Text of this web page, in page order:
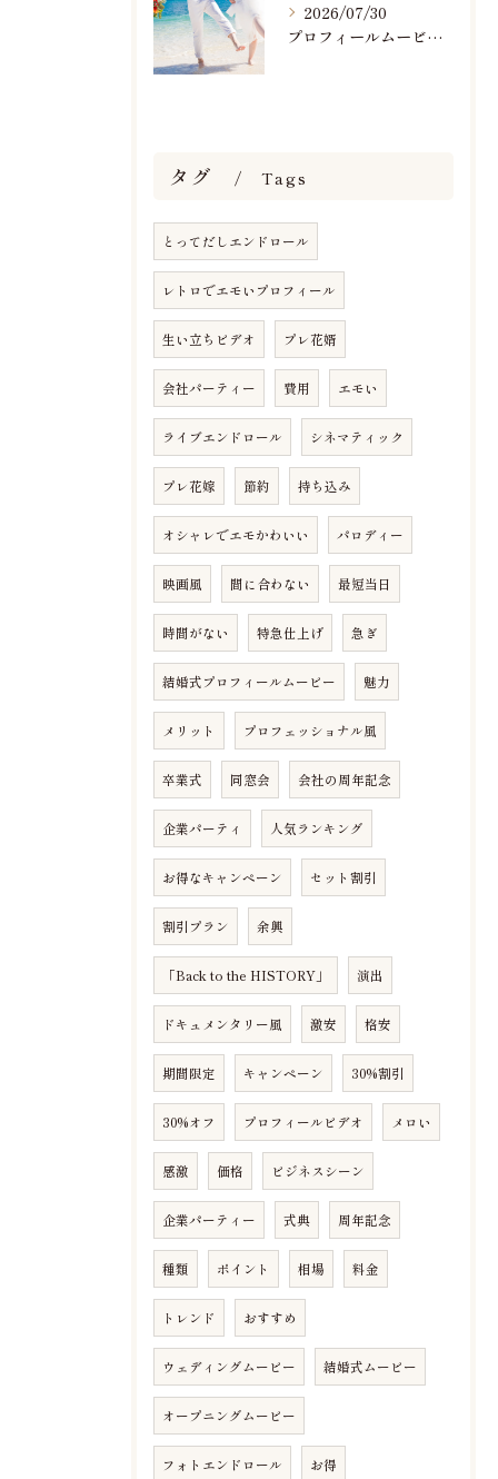
2026/07/30
プロフィールムービーで人気おすすめのBGM楽曲ランキング！(7/29最新)
タグ Tags
とってだしエンドロール
レトロでエモいプロフィール
生い立ちビデオ プレ花婿
会社パーティー 費用 エモい
ライブエンドロール シネマティック
プレ花嫁 節約 持ち込み
オシャレでエモかわいい パロディー
映画風 間に合わない 最短当日
時間がない 特急仕上げ 急ぎ
結婚式プロフィールムービー 魅力
メリット プロフェッショナル風
卒業式 同窓会 会社の周年記念
企業パーティ 人気ランキング
お得なキャンペーン セット割引
割引プラン 余興
「Back to the HISTORY」 演出
ドキュメンタリー風 激安 格安
期間限定 キャンペーン 30%割引
30%オフ プロフィールビデオ メロい
感激 価格 ビジネスシーン
企業パーティー 式典 周年記念
種類 ポイント 相場 料金
トレンド おすすめ
ウェディングムービー 結婚式ムービー
オープニングムービー
フォトエンドロール お得